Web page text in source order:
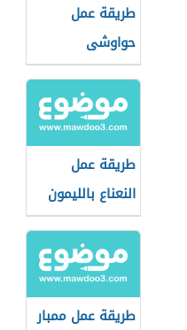
طريقة عمل
حواوشى
اسكندرانى
طريقة عمل
النعناع بالليمون
طريقة عمل ممبار